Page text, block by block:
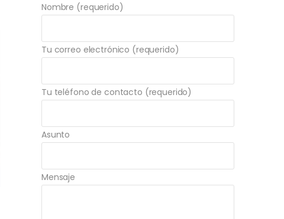
Nombre (requerido)
Tu correo electrónico (requerido)
Tu teléfono de contacto (requerido)
Asunto
Mensaje